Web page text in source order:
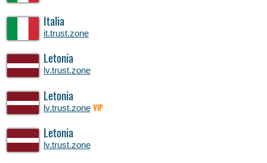
Italia
it.trust.zone
Letonia
lv.trust.zone
Letonia
lv.trust.zone VIP
Letonia
lv.trust.zone